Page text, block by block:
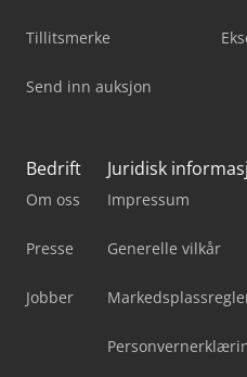
Tillitsmerke
Send inn auksjon
Bedrift
Om oss
Presse
Jobber
Juridisk
Impressum
Generelle vilkår